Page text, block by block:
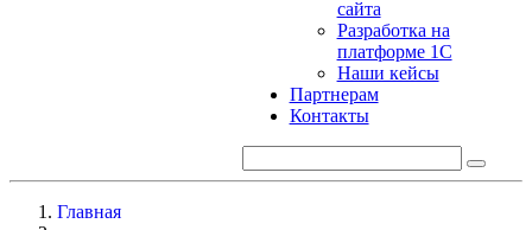
сайта
Разработка на
платформе 1С
Наши кейсы
Партнерам
Контакты
Главная